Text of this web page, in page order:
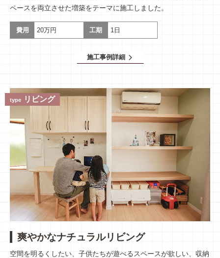
ペースを両立させた増築をテーマに施工しました。
費用 20万円 工期 1日
施工事例詳細 arrow_forward_ios
type リビング
爽やかなナチュラルリビング
空間を明るくしたい、子供たちが遊べるスペースが欲しい、収納